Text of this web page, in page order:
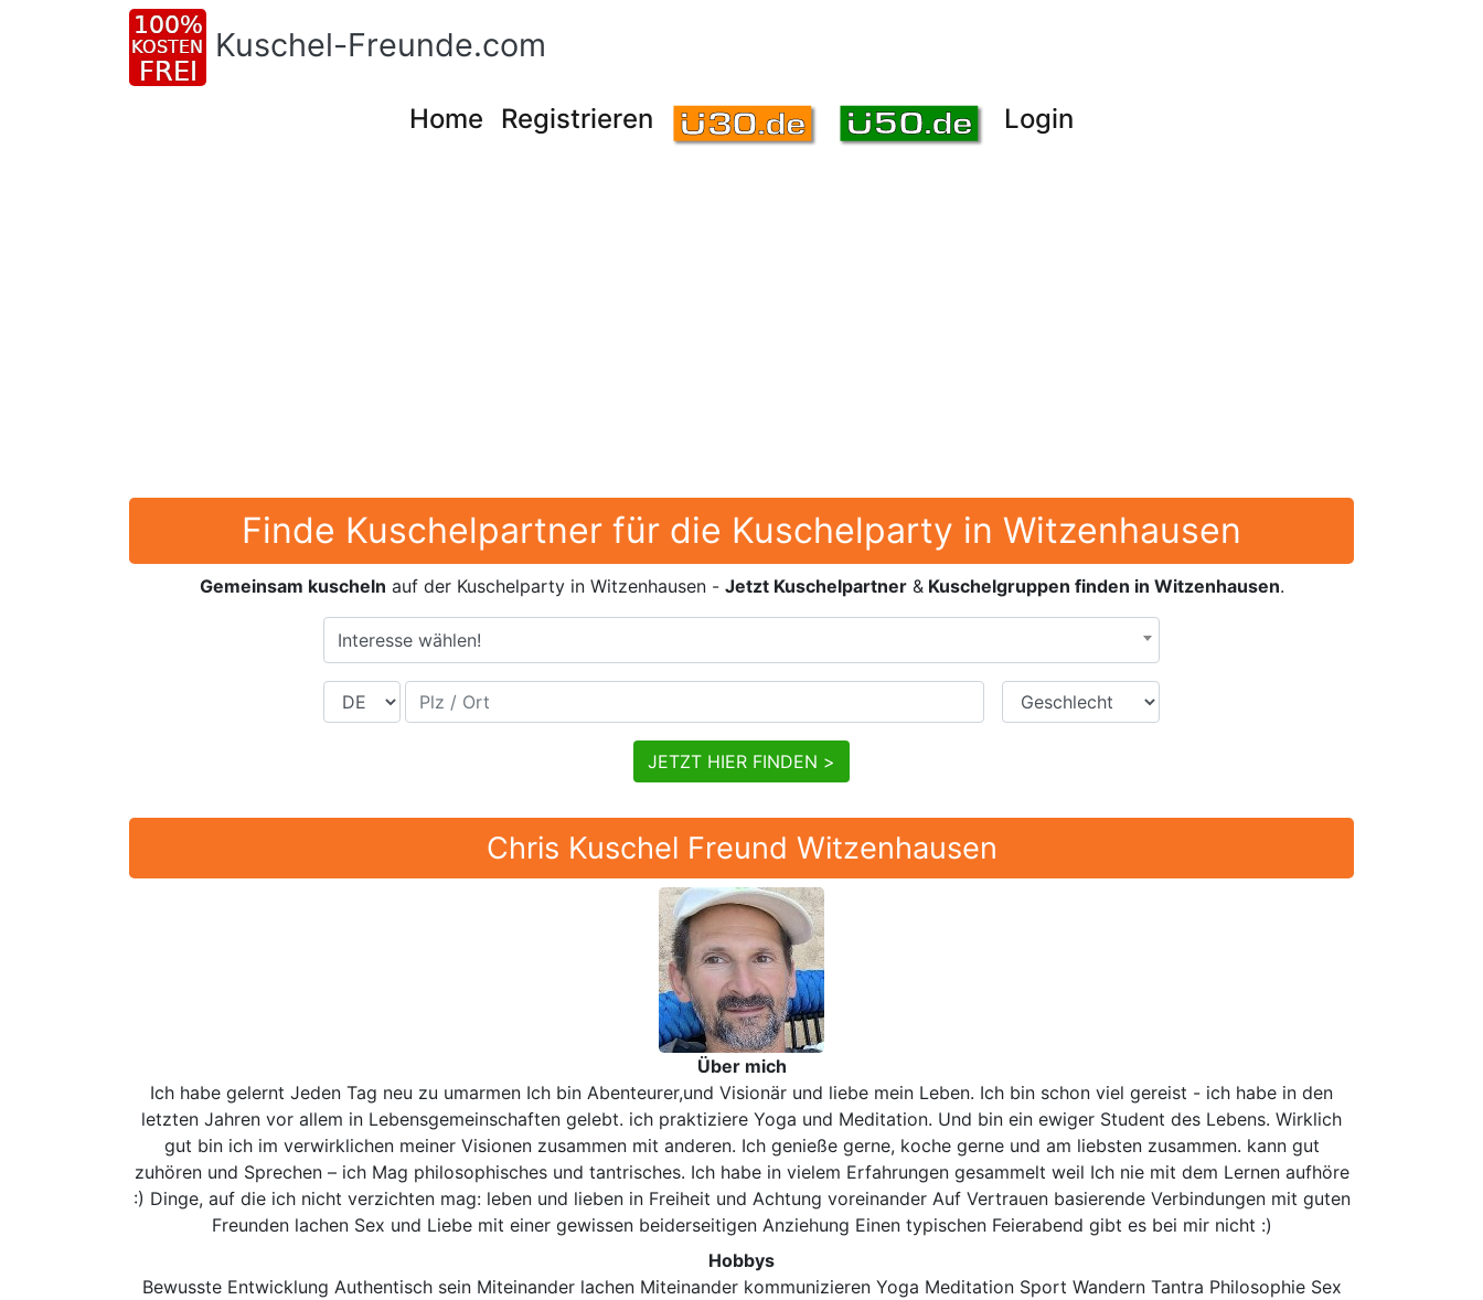
Kuschel-Freunde.com
Home Registrieren Login
Finde Kuschelpartner für die Kuschelparty in Witzenhausen
Gemeinsam kuscheln auf der Kuschelparty in Witzenhausen - Jetzt Kuschelpartner&Kuschelgruppen finden in Witzenhausen.
Interesse wählen!
Land Plz / Ort Geschlecht
JETZT HIER FINDEN >
Chris Kuschel Freund Witzenhausen
Über mich
Ich habe gelernt Jeden Tag neu zu umarmen Ich bin Abenteurer,und Visionär und liebe mein Leben. Ich bin schon viel gereist - ich habe in den
letzten Jahren vor allem in Lebensgemeinschaften gelebt. ich praktiziere Yoga und Meditation. Und bin ein ewiger Student des Lebens. Wirklich
gut bin ich im verwirklichen meiner Visionen zusammen mit anderen. Ich genieße gerne, koche gerne und am liebsten zusammen. kann gut
zuhören und Sprechen – ich Mag philosophisches und tantrisches. Ich habe in vielem Erfahrungen gesammelt weil Ich nie mit dem Lernen aufhöre
:) Dinge, auf die ich nicht verzichten mag: leben und lieben in Freiheit und Achtung voreinander Auf Vertrauen basierende Verbindungen mit guten
Freunden lachen Sex und Liebe mit einer gewissen beiderseitigen Anziehung Einen typischen Feierabend gibt es bei mir nicht :)
Hobbys
Bewusste Entwicklung Authentisch sein Miteinander lachen Miteinander kommunizieren Yoga Meditation Sport Wandern Tantra Philosophie Sex